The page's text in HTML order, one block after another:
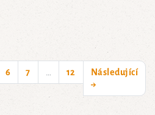
6 7 12
Následující
→